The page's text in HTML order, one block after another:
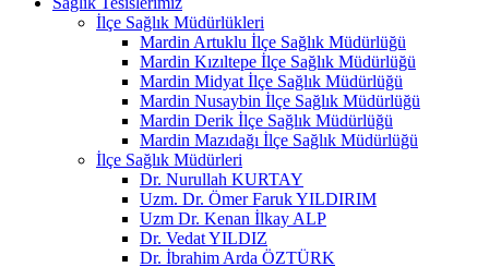
İlçe Sağlık Müdürlükleri
Mardin Artuklu İlçe Sağlık Müdürlüğü
Mardin Kızıltepe İlçe Sağlık Müdürlüğü
Mardin Midyat İlçe Sağlık Müdürlüğü
Mardin Nusaybin İlçe Sağlık Müdürlüğü
Mardin Derik İlçe Sağlık Müdürlüğü
Mardin Mazıdağı İlçe Sağlık Müdürlüğü
İlçe Sağlık Müdürleri
Dr. Nurullah KURTAY
Uzm. Dr. Ömer Faruk YILDIRIM
Uzm Dr. Kenan İlkay ALP
Dr. Vedat YILDIZ
Dr. İbrahim Arda ÖZTÜRK